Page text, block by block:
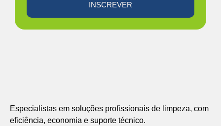
INSCREVER
Especialistas em soluções profissionais de limpeza, com
eficiência, economia e suporte técnico.